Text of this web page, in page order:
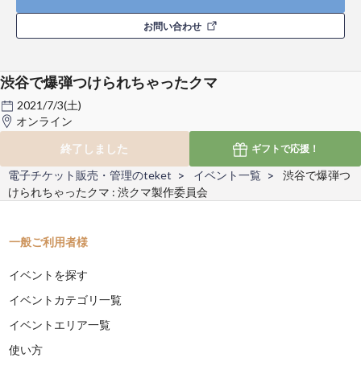
お問い合わせ
渋谷で爆弾つけられちゃったクマ
2021/7/3(土)
オンライン
終了しました
ギフトで応援！
電子チケット販売・管理のteket イベント一覧
渋谷で爆弾つ
けられちゃったクマ : 渋クマ製作委員会
一般ご利用者様
イベントを探す
イベントカテゴリ一覧
イベントエリア一覧
使い方